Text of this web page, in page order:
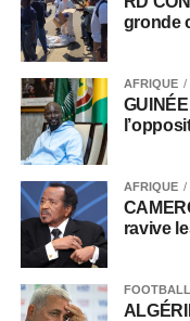
gronde
AFRIQUE
AFRIQUE
ravive
FOOTBALL